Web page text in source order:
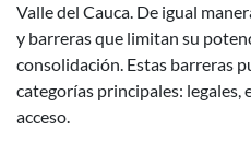
Valle del Cauca. De igual
y barreras que limitan su
consolidación. Estas barreras
categorías principales: legales,
acceso.